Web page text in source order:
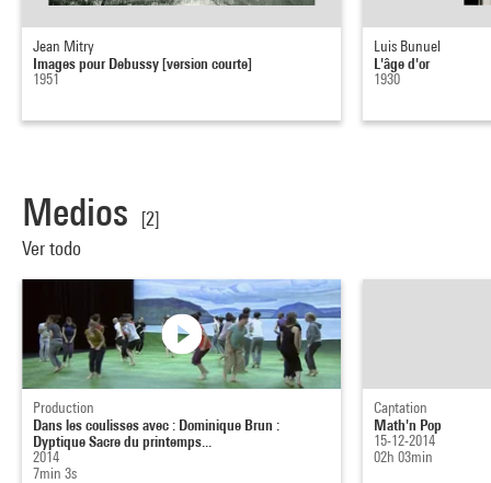
Jean Mitry
Images pour Debussy [version courte]
1951
Luis Bunuel
L'âge d'or
1930
Medios
[2]
Ver todo
Production
Dans les coulisses avec : Dominique Brun :
Dyptique Sacre du printemps...
2014
7min 3s
Captation
Math'n Pop
15-12-2014
02h 03min